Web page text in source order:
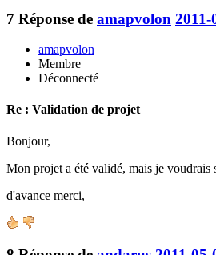
7 Réponse de amapvolon 2011-
amapvolon
Membre
Déconnecté
Re : Validation de projet
Bonjour,
Mon projet a été validé, mais je voudrais
d'avance merci,